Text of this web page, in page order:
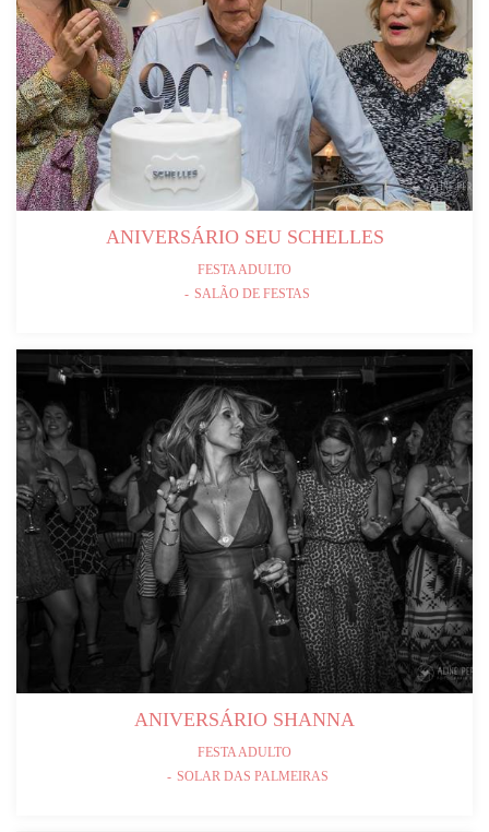
ANIVERSÁRIO SEU SCHELLES
FESTA ADULTO
SALÃO DE FESTAS
ANIVERSÁRIO SHANNA
FESTA ADULTO
SOLAR DAS PALMEIRAS